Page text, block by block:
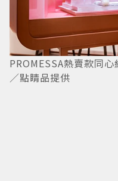
PROMESSA熱賣款同
／點睛品提供